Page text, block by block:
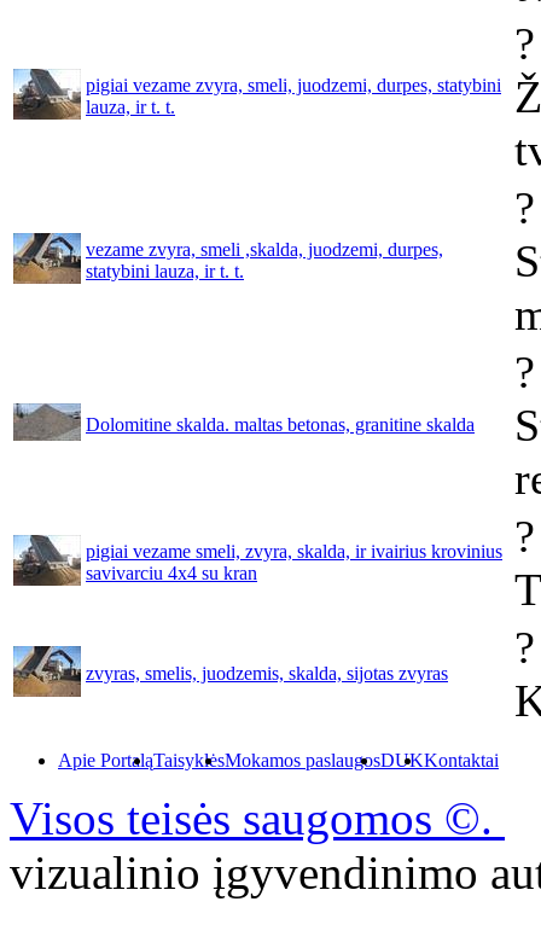
pigiai vezame zvyra, smeli, juodzemi, durpes, statybini
lauza, ir t. t.
?
vezame zvyra, smeli ,skalda, juodzemi, durpes,
statybini lauza, ir t. t.
?
Dolomitine skalda. maltas betonas, granitine skalda
?
pigiai vezame smeli, zvyra, skalda, ir ivairius krovinius
savivarciu 4x4 su kran
?
zvyras, smelis, juodzemis, skalda, sijotas zvyras
?
Apie PortaląTaisyklėsMokamos paslaugosDUKKontaktai
Visos teisės saugomos ©.
vizualinio įgyvendinimo